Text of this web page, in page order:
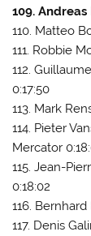
109.
110. Matteo
111. Robbie
112.
0:17:50
113. Mark
114. Pieter
Mercator
115. Jean-
0:18:02
116.
117. Denis